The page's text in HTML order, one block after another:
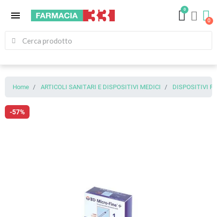
menu
0
Home ARTICOLI SANITARI E DISPOSITIVI MEDICI DISPOSITIVI
-57%